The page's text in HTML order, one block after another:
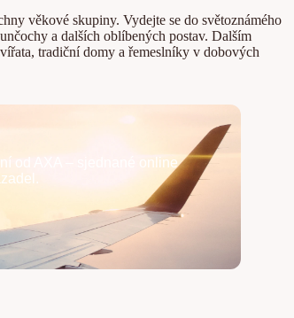
věkové skupiny. Vydejte se do světoznámého
a dalších oblíbených postav. Dalším
tradiční domy a řemeslníky v dobových
od AXA – sjednané online